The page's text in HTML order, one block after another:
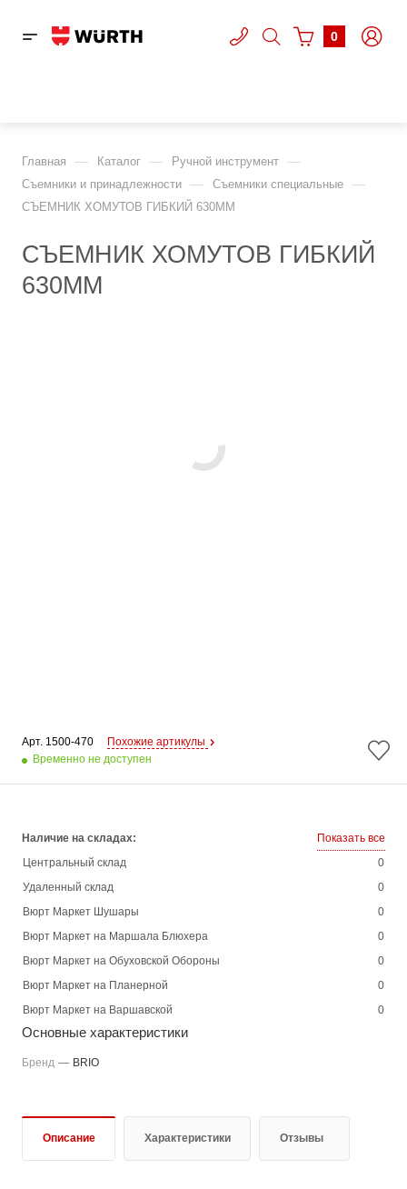
0
Главная — Каталог — Ручной инструмент —
Съемники и принадлежности — Съемники специальные —
СЪЕМНИК ХОМУТОВ ГИБКИЙ 630ММ
СЪЕМНИК ХОМУТОВ ГИБКИЙ
630ММ
Арт. 1500-470
Похожие артикулы
Временно не доступен
Наличие на складах:
Показать все
Центральный склад
0
Удаленный склад
0
Вюрт Маркет Шушары
0
Вюрт Маркет на Маршала Блюхера
0
Вюрт Маркет на Обуховской Обороны
0
Вюрт Маркет на Планерной
0
Вюрт Маркет на Варшавской
0
Основные характеристики
Бренд — BRIO
Описание Характеристики Отзывы